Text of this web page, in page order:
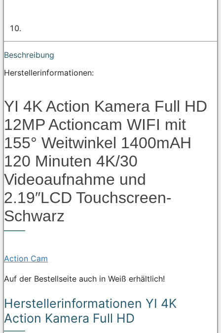
Beschreibung
Herstellerinformationen:
YI 4K Action Kamera Full HD
12MP Actioncam WIFI mit
155° Weitwinkel 1400mAH
120 Minuten 4K/30
Videoaufnahme und
2.19″LCD Touchscreen-
Schwarz
Action Cam
Auf der Bestellseite auch in Weiß erhältlich!
Herstellerinformationen YI 4K
Action Kamera Full HD